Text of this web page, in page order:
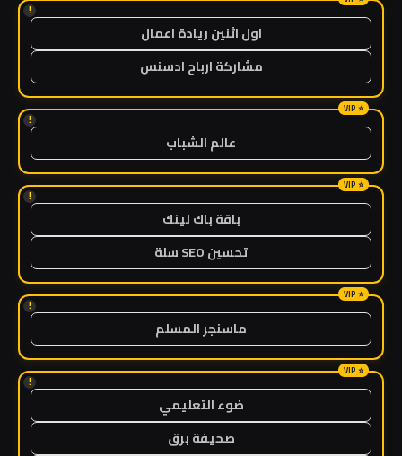
!
اول اثنين ريادة اعمال
مشاركة ارباح ادسنس
!
عالم الشباب
!
باقة باك لينك
تحسين SEO سلة
!
ماسنجر المسلم
!
ضوء التعليمي
صحيفة برق